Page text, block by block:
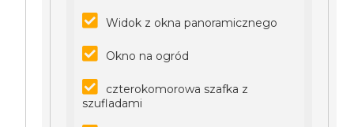
Widok z okna panoramicznego
Okno na ogród
czterokomorowa szafka z
szufladami